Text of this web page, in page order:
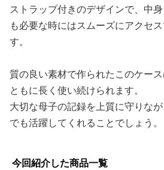
ストラップ付きのデザインで、中
も必要な時にはスムーズにアクセ
す。
質の良い素材で作られたこのケー
ともに長く使い続けられます。
大切な母子の記録を上質に守りな
でも活躍してくれることでしょう。
今回紹介した商品一覧